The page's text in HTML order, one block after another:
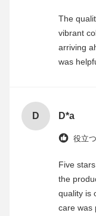
The
vibrant
arriving
was
D D*a
役立
Five
the
quality is
care was